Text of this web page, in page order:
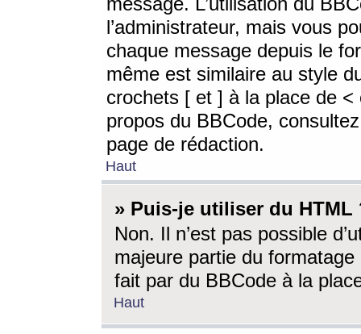
l’administrateur, mais vous
chaque message depuis le
même est similaire au style
crochets [ et ] à la place de <
propos du BBCode,
page de rédaction.
Haut
» Puis-je utiliser du HTML
Non. Il n’est pas possible
majeure partie du
fait par du BBCode à la
Haut